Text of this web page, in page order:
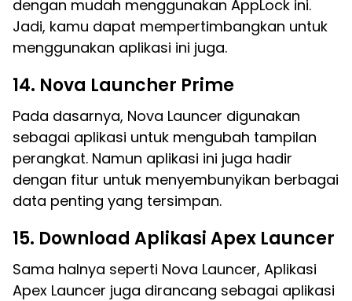
dengan mudah menggunakan AppLock ini.
Jadi, kamu dapat mempertimbangkan untuk
menggunakan aplikasi ini juga.
14. Nova Launcher Prime
Pada dasarnya, Nova Launcer digunakan
sebagai aplikasi untuk mengubah tampilan
perangkat. Namun aplikasi ini juga hadir
dengan fitur untuk menyembunyikan berbagai
data penting yang tersimpan.
15. Download Aplikasi Apex Launcer
Sama halnya seperti Nova Launcer, Aplikasi
Apex Launcer juga dirancang sebagai aplikasi